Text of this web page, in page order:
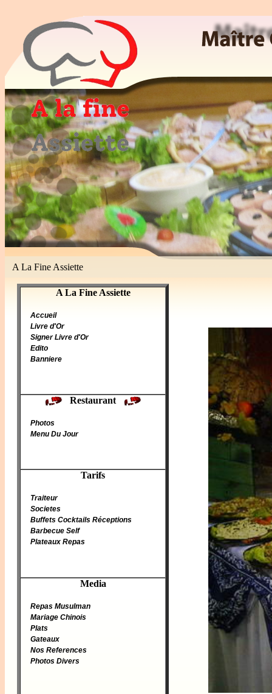
A La Fine Assiette
Maitre Cuisinier, Traiteur, Patissier
A La Fine Assiette
Accueil
Livre d'Or
Signer Livre d'Or
Edito
Banniere
Restaurant
Photos
Menu Du Jour
Tarifs
Traiteur
Societes
Buffets Cocktails Réceptions
Barbecue Self
Plateaux Repas
Media
Repas Musulman
Mariage Chinois
Plats
Gateaux
Nos References
Photos Divers